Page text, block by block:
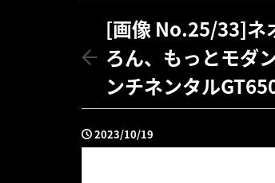
[画像 No.25/33]ネ
ろん、もっとモダ
ンチネンタル
2023/10/19